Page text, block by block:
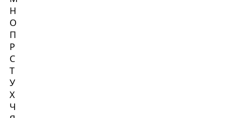
Н
О
П
Р
С
Т
У
Х
Ч